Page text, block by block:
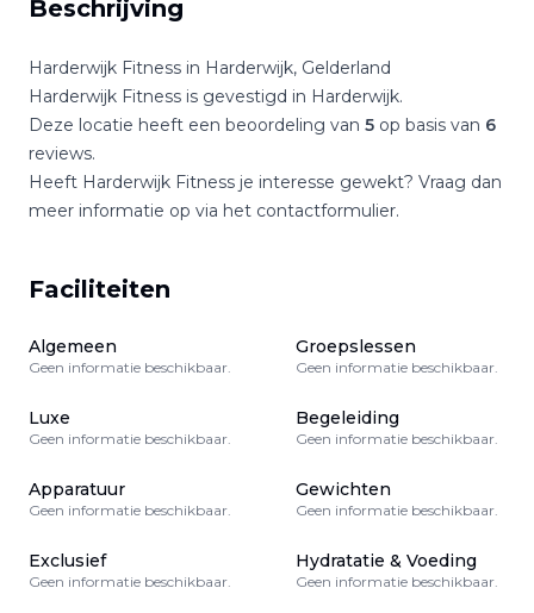
Beschrijving
Harderwijk Fitness in Harderwijk, Gelderland
Harderwijk Fitness is gevestigd in Harderwijk.
Deze locatie heeft een beoordeling van 5 op basis van 6
reviews.
Heeft Harderwijk Fitness je interesse gewekt? Vraag dan
meer informatie op via het contactformulier.
Faciliteiten
Algemeen
Geen informatie beschikbaar.
Groepslessen
Geen informatie beschikbaar.
Luxe
Geen informatie beschikbaar.
Begeleiding
Geen informatie beschikbaar.
Apparatuur
Geen informatie beschikbaar.
Gewichten
Geen informatie beschikbaar.
Exclusief
Geen informatie beschikbaar.
Hydratatie & Voeding
Geen informatie beschikbaar.